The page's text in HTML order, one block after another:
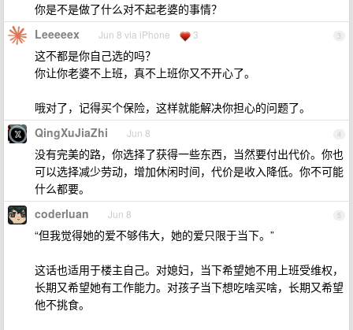
你是不是做了什么对不起老婆的事情？
3
Leeeeex Jun 8 via iPhone 3
这不都是你自己选的吗？
你让你老婆不上班，真不上班你又不开心了。
哦对了，记得买个保险，这样就能解决你担心的问题了。
4
QingXuJiaZhi Jun 8
没有完美的路，你选择了获得一些东西，当然要付出代价。你也
可以选择减少劳动，增加休闲时间，代价是收入降低。你不可能
什么都要。
5
coderluan Jun 8
“但我觉得她的爱不够伟大，她的爱只限于当下。”
这话也适用于楼主自己。对媳妇，当下希望她不用上班受维权，
长期又希望她有工作能力。对孩子当下想吃啥买啥，长期又希望
他不挑食。